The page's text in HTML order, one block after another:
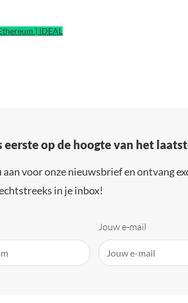
| IDEAL
eerste op de hoogte van het
aan voor onze nieuwsbrief en ontvang
in je inbox!
Jouw e-mail